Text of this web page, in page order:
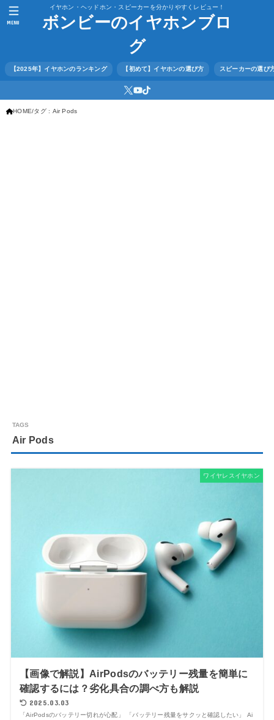
イヤホン・ヘッドホン・スピーカーを分かりやすくレビュー！
ボンビーのイヤホンブロ
グ
【2025年】イヤホンのランキング 【初めて】イヤホンの選び方 スピーカーの選び
MENU
HOME タグ : Air Pods
Air Pods
ワイヤレスイヤホン
【画像で解説】AirPodsのバッテリー残量を簡単に
確認するには？劣化具合の調べ方も解説
2025.03.03
「AirPodsのバッテリー切れが心配」 「バッテリー残量をサクッと確認したい」 Ai